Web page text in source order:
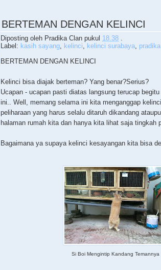
BERTEMAN DENGAN KELINCI
Diposting oleh Pradika Clan pukul 18.38 .
Label: kasih sayang, kelinci, kelinci surabaya,
BERTEMAN DENGAN KELINCI
Kelinci bisa diajak berteman? Yang benar?Serius?
Ucapan - ucapan pasti diatas langsung terucap
ini.. Well, memang selama ini kita menganggap
peliharaan yang harus selalu ditaruh dikandang
halaman rumah kita dan hanya kita lihat saja tingkah
Bagaimana ya supaya kelinci kesayangan kita bisa
Si Boi Mengintip Kandang Temannya